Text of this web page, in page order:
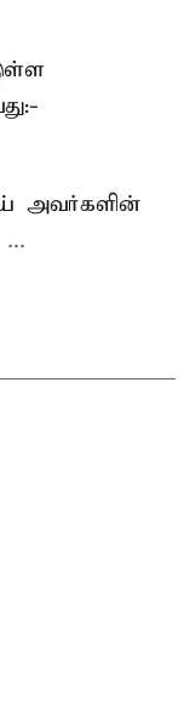
அவர்களின்